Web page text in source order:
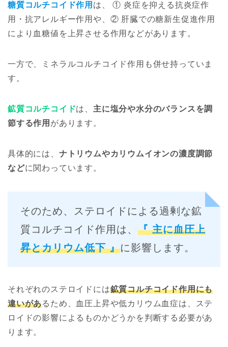
糖質コルチコイド作用 は、 ① 炎症を抑える抗炎症作
用・抗アレルギー作用や、② 肝臓での糖新生促進作用
により血糖値を上昇させる作用などがあります。
一方で、ミネラルコルチコイド作用も併せ持っていま
す。
鉱質コルチコイドは、 主に塩分や水分のバランスを調
節する作用 があります。
具体的には、 ナトリウムやカリウムイオンの濃度調節
などに関わっています。
そのため、ステロイドによる過剰な鉱
質コルチコイド作用は、 『 主に血圧上
昇とカリウム低下 』に影響します。
それぞれのステロイドには鉱質コルチコイド作用にも
違いがあるため、血圧上昇や低カリウム血症は、ステ
ロイドの影響によるものかどうかを判断する必要があ
ります。